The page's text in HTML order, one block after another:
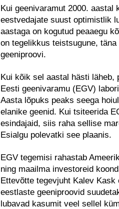
Kui geenivaramut 2000. aastal
eestvedajate suust optimistlik
aastaga on kogutud peaaegu
on tegelikkus teistsugune,
geeniproovi.
Kui kõik sel aastal hästi läheb,
Eesti geenivaramu (EGV)
Aasta lõpuks peaks seega
elanike geenid. Kui tsiteerida
esindajaid, siis raha sellise
Esialgu polevatki see plaanis.
EGV tegemisi rahastab
ning maailma investoreid
Ettevõtte tegevjuht Kalev
eestlaste geeniproovid
lubavad kasumit veel sellel